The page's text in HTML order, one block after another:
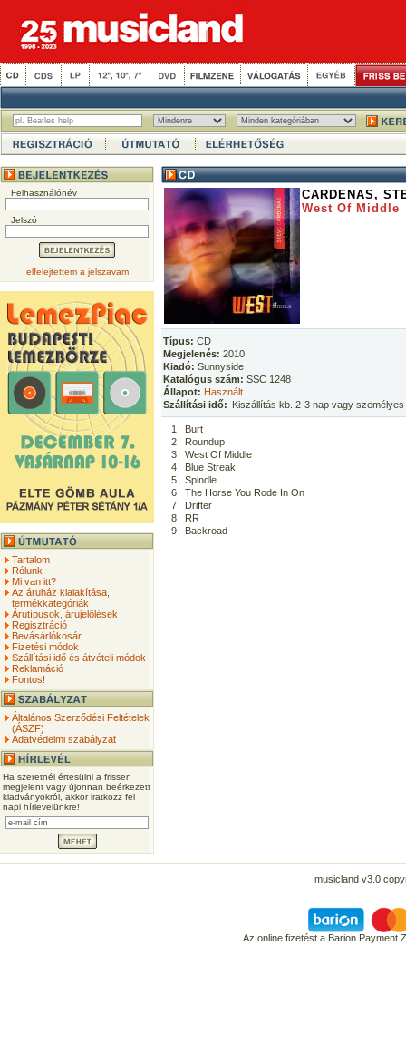
Felhasználónév
Jelszó
elfelejtettem a jelszavam
Tartalom
Rólunk
Mi van itt?
Az áruház kialakítása,
termékkategóriák
Árutípusok, árujelölések
Regisztráció
Bevásárlókosár
Fizetési módok
Szállítási idő és átvételi módok
Reklamáció
Fontos!
Általános Szerződési Feltételek
(ÁSZF)
Adatvédelmi szabályzat
Ha szeretnél értesülni a frissen
megjelent vagy újonnan beérkezett
kiadványokról, akkor iratkozz fel
napi hírlevelünkre!
CARDENAS,
West Of Middle
Típus: CD
Megjelenés: 2010
Kiadó: Sunnyside
Katalógus szám: SSC 1248
Állapot: Használt
Szállítási idő: Kiszállítás kb. 2-3 nap vagy
1
Burt
2
Roundup
3
West Of Middle
4
Blue Streak
5
Spindle
6
The Horse You Rode In On
7
Drifter
8
RR
9
Backroad
musicland v3.0
Az online fizetést a Barion Payment